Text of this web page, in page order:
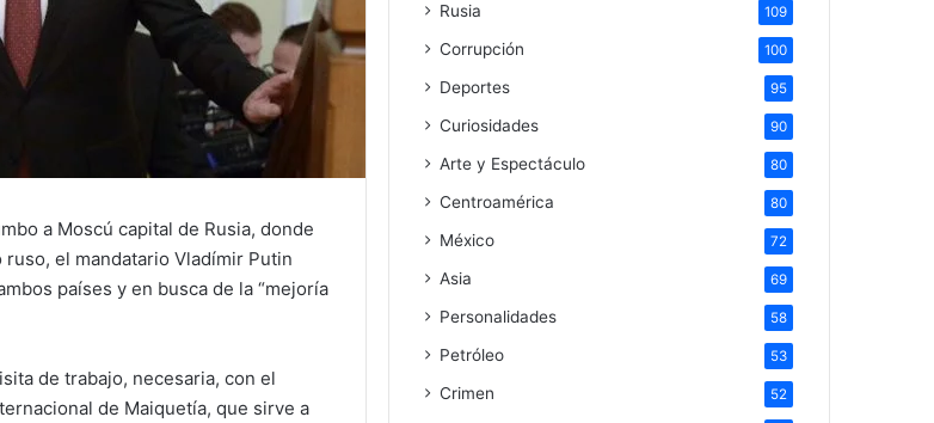
a Moscú capital de Rusia, donde
el mandatario Vladímir Putin
países y en busca de la “mejoría
de trabajo, necesaria, con el
de Maiquetía, que sirve a
Rusia 109
Corrupción 100
Deportes 95
Curiosidades 90
Arte y Espectáculo 80
Centroamérica 80
México 72
Asia 69
Personalidades 58
Petróleo 53
Crimen 52